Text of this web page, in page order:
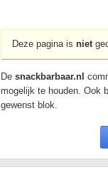
Deze pagina is niet
De snackbarbaar.nl
mogelijk te houden. Ook
gewenst blok.